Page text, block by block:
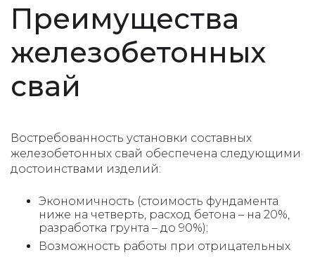
Преимущества
железобетонных
свай
Востребованность установки составных
железобетонных свай обеспечена следующими
достоинствами изделий:
Экономичность (стоимость фундамента
ниже на четверть, расход бетона – на 20%,
разработка грунта – до 90%);
Возможность работы при отрицательных